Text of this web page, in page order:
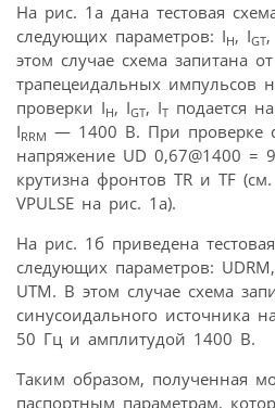
На рис. 1а дана тестовая
следующих параметров: IH, IGT
этом случае схема запитана
трапецеидальных импульсов
проверки IH, IGT, IT подается
IRRM — 1400 В. При проверке
напряжение UD 0,67@1400 =
крутизна фронтов TR и TF
VPULSE на рис. 1а).
На рис. 1б приведена
следующих параметров:
UTM. В этом случае схема
синусоидального источника
50 Гц и амплитудой 1400 В.
Таким образом, полученная
паспортным параметрам,